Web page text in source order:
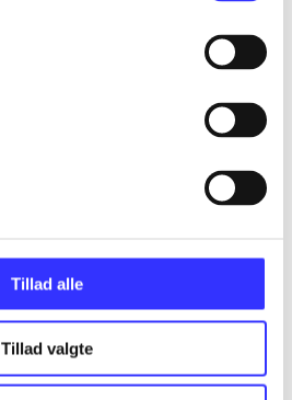
Tillad alle
Tillad valgte